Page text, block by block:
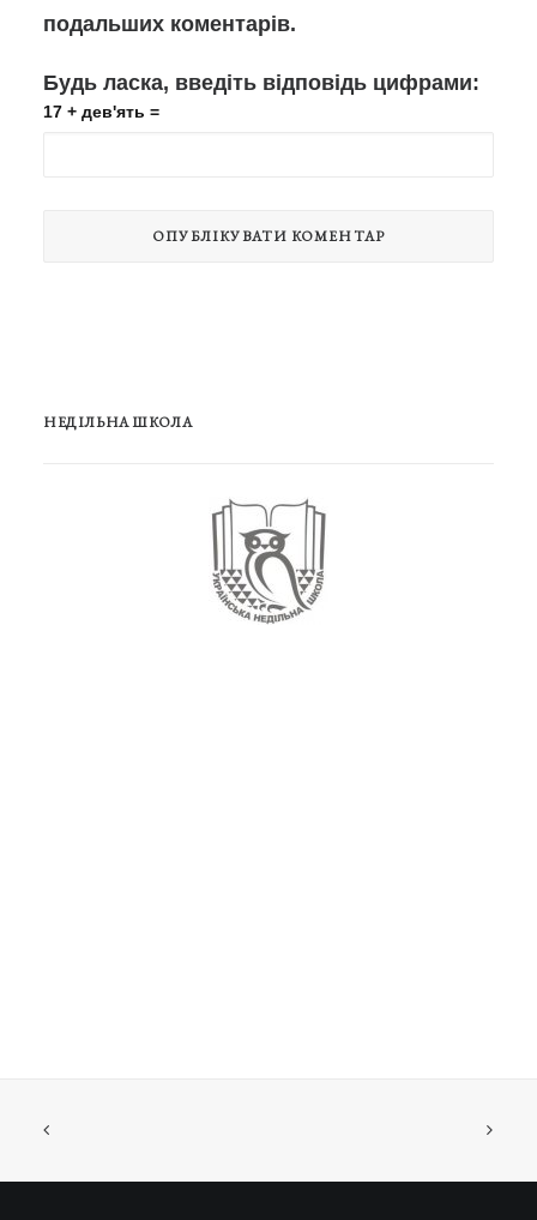
подальших коментарів.
Будь ласка, введіть відповідь цифрами:
17 + дев'ять =
НЕДІЛЬНА ШКОЛА